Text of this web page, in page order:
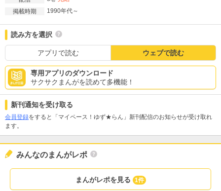
掲載時期
1990年代～
読み方を選択
アプリで読む ウェブで読む
専用アプリのダウンロード
サクサクまんがを読めて多機能！
新刊通知を受け取る
会員登録をすると「マイペース！ゆず★らん」新刊配信のお知らせが受け取れ
ます。
みんなのまんがレポ
まんがレポを見る 1件